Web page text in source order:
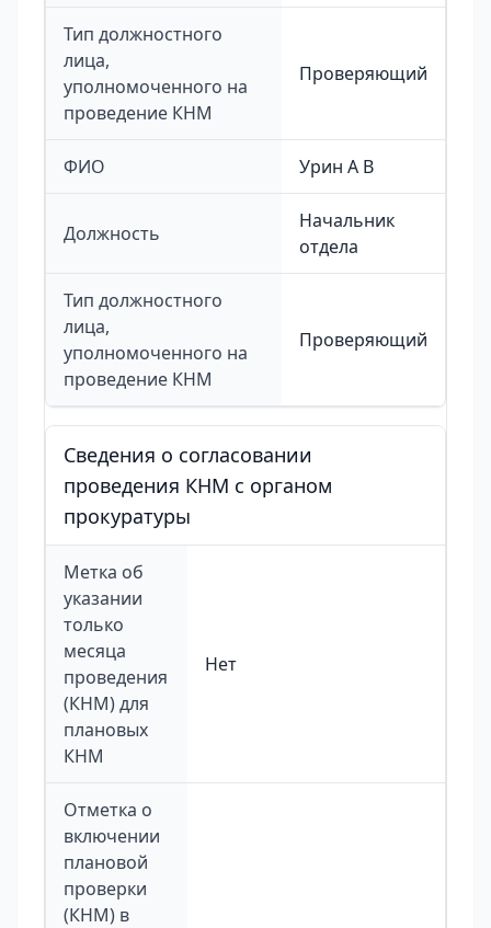
Тип должностного
лица,
уполномоченного на
проведение КНМ
Проверяющий
ФИО Урин А В
Должность
Начальник
отдела
Тип должностного
лица,
уполномоченного на
проведение КНМ
Проверяющий
Сведения о согласовании
проведения КНМ с органом
прокуратуры
Метка об
указании
только
месяца
проведения
(КНМ) для
плановых
КНМ
Нет
Отметка о
включении
плановой
проверки
(КНМ) в